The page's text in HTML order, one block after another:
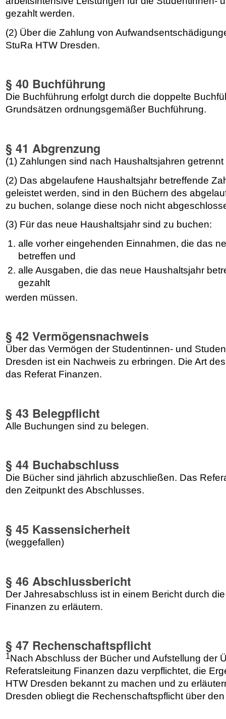
gezahlt werden.
(2) Über die Zahlung von
StuRa HTW Dresden.
§ 40 Buchführung
Die Buchführung erfolgt durch die doppelte
Grundsätzen ordnungsgemäßer Buchführung.
§ 41 Abgrenzung
(1) Zahlungen sind nach Haushaltsjahren
(2) Das abgelaufene Haushaltsjahr betreffende
geleistet werden, sind in den Büchern des
zu buchen, solange diese noch nicht
(3) Für das neue Haushaltsjahr sind zu buchen:
alle vorher eingehenden Einnahmen, die das
betreffen und
alle Ausgaben, die das neue Haushaltsjahr
gezahlt
werden müssen.
§ 42 Vermögensnachweis
Über das Vermögen der Studentinnen- und
Dresden ist ein Nachweis zu erbringen. Die Art
das Referat Finanzen.
§ 43 Belegpflicht
Alle Buchungen sind zu belegen.
§ 44 Buchabschluss
Die Bücher sind jährlich abzuschließen. Das
den Zeitpunkt des Abschlusses.
§ 45 Kassensicherheit
(weggefallen)
§ 46 Abschlussbericht
Der Jahresabschluss ist in einem Bericht durch
Finanzen zu erläutern.
§ 47 Rechenschaftspflicht
1Nach Abschluss der Bücher und Aufstellung der
Referatsleitung Finanzen dazu verpflichtet, die
HTW Dresden bekannt zu machen und zu
Dresden obliegt die Rechenschaftspflicht über